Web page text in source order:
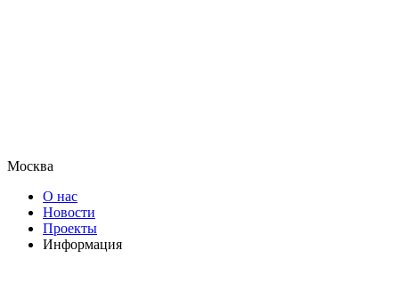
Москва
О нас
Новости
Проекты
Информация